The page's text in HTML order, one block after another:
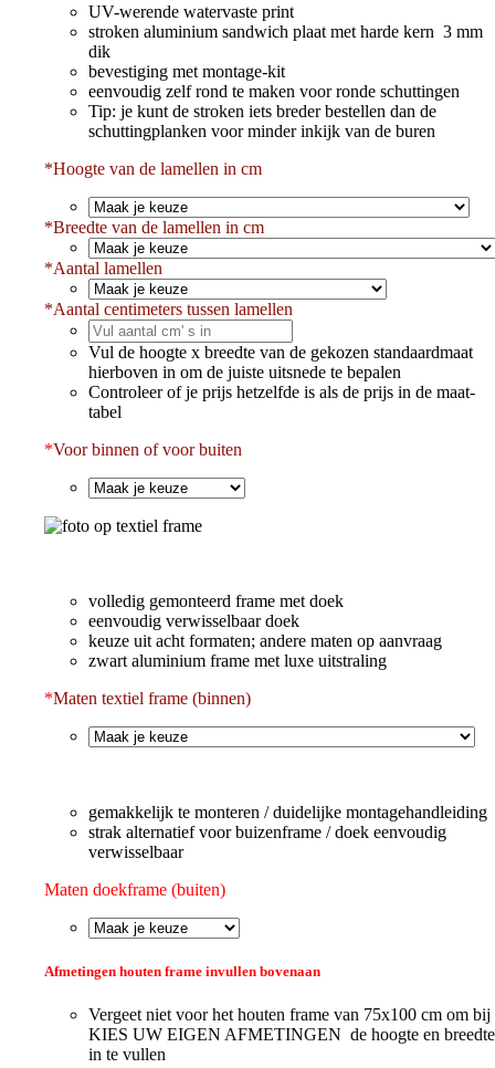
UV-werende watervaste print
stroken aluminium sandwich plaat met harde kern 3 mm
dik
bevestiging met montage-kit
eenvoudig zelf rond te maken voor ronde schuttingen
Tip: je kunt de stroken iets breder bestellen dan de
schuttingplanken voor minder inkijk van de buren
*Hoogte van de lamellen in cm
*Breedte van de lamellen in cm
*Aantal lamellen
*Aantal centimeters tussen lamellen
Vul de hoogte x breedte van de gekozen standaardmaat
hierboven in om de juiste uitsnede te bepalen
Controleer of je prijs hetzelfde is als de prijs in de maat-
tabel
*Voor binnen of voor buiten
volledig gemonteerd frame met doek
eenvoudig verwisselbaar doek
keuze uit acht formaten; andere maten op aanvraag
zwart aluminium frame met luxe uitstraling
*Maten textiel frame (binnen)
gemakkelijk te monteren / duidelijke montagehandleiding
strak alternatief voor buizenframe / doek eenvoudig
verwisselbaar
Maten doekframe (buiten)
Afmetingen houten frame invullen bovenaan
Vergeet niet voor het houten frame van 75x100 cm om bij
KIES UW EIGEN AFMETINGEN de hoogte en breedte
in te vullen